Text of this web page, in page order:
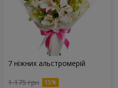
7 ніжних альстромерій
1 175 грн